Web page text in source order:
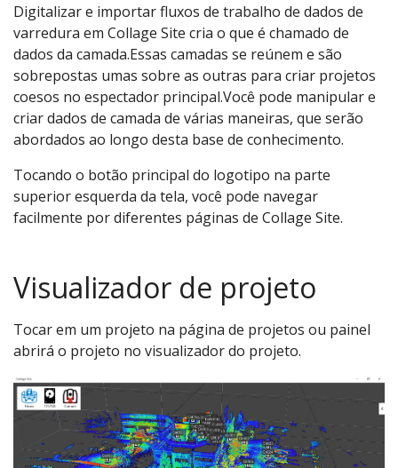
Digitalizar e importar fluxos de trabalho de dados de
varredura em Collage Site cria o que é chamado de
dados da camada.Essas camadas se reúnem e são
sobrepostas umas sobre as outras para criar projetos
coesos no espectador principal.Você pode manipular e
criar dados de camada de várias maneiras, que serão
abordados ao longo desta base de conhecimento.
Tocando o botão principal do logotipo na parte
superior esquerda da tela, você pode navegar
facilmente por diferentes páginas de Collage Site.
Visualizador de projeto
Tocar em um projeto na página de projetos ou painel
abrirá o projeto no visualizador do projeto.